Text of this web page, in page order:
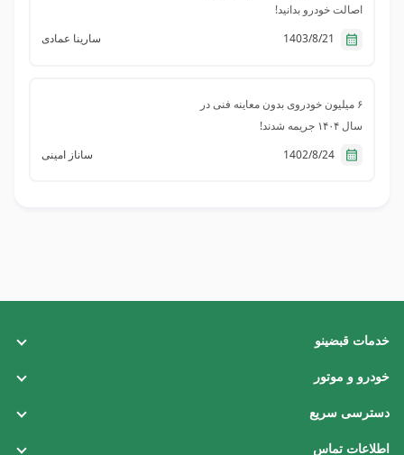
اصالت خودرو بدانید!
سارینا عمادی
۶ میلیون خودروی بدون معاینه فنی در
سال ۱۴۰۴ جریمه شدند!
ساناز امینی
خدمات قبضینو
خودرو و موتور
دسترسی سریع
همکاری با ما
اطلاعات تماس